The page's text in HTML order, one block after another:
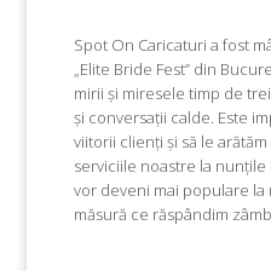
Spot On Caricaturi a fost
„Elite Bride Fest”din
mirii și miresele timp de
și conversații calde. Este
viitorii clienți și să le
serviciile noastre la
vor deveni mai populare
măsură ce răspândim